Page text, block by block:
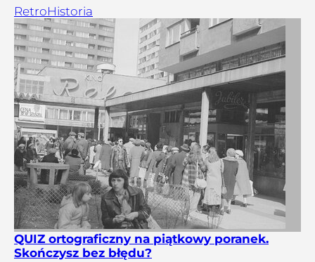
RetroHistoria
QUIZ ortograficzny na piątkowy poranek.
Skończysz bez błędu?